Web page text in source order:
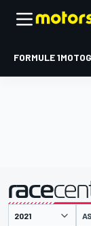
FORMULE 1
présenté par